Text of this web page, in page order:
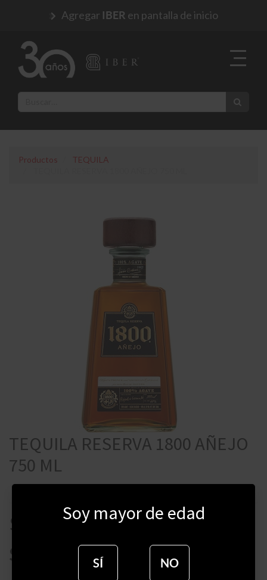
Agregar IBER en pantalla de inicio
Productos
TEQUILA
TEQUILA RESERVA 1800 AÑEJO
750 ML
$ 2200
$
Soy mayor de edad
SÍ NO